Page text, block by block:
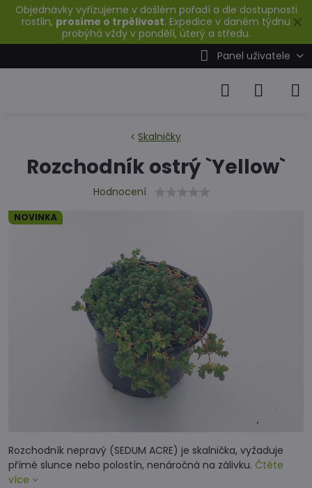
✕
Objednávky vyřizujeme v došlém pořadí a dle dostupnosti
rostlin, prosíme o trpělivost. Expedice v daném týdnu
probýhá vždy v pondělí, úterý a středu.
Panel uživatele
NOVINKA
Skalničky
Rozchodník ostrý `Yellow`
Hodnocení
Rozchodník nepravý (SEDUM ACRE) je skalnička, vyžaduje
přímé slunce nebo polostín, nenáročná na zálivku. Čtěte
více